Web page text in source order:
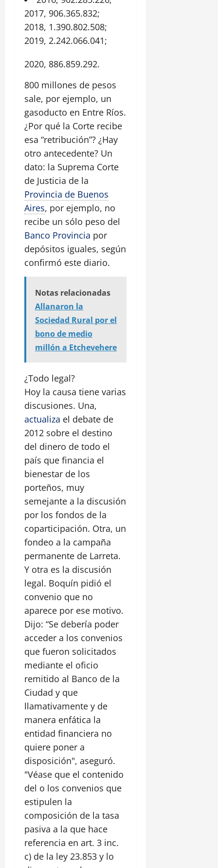
2017, 906.365.832;
2018, 1.390.802.508;
2019, 2.242.066.041;
2020, 886.859.292.
800 millones de pesos
sale, por ejemplo, un
gasoducto en Entre Ríos.
¿Por qué la Corte recibe
esa “retribución”? ¿Hay
otro antecedente? Un
dato: la Suprema Corte
de Justicia de la
Provincia de Buenos
Aires, por ejemplo, no
recibe un sólo peso del
Banco Provincia por
depósitos iguales, según
confirmó este diario.
Notas relacionadas
Allanaron la
Sociedad Rural por el
bono de medio
millón a Etchevehere
¿Todo legal?
Hoy la causa tiene varias
discusiones. Una,
actualiza el debate de
2012 sobre el destino
del dinero de todo el
país que financia el
bienestar de los
porteños, muy
semejante a la discusión
por los fondos de la
coparticipación. Otra, un
fondeo a la campaña
permanente de Larreta.
Y otra es la discusión
legal. Boquín pidió el
convenio que no
aparece por ese motivo.
Dijo: “Se debería poder
acceder a los convenios
que fueron solicitados
mediante el oficio
remitido al Banco de la
Ciudad y que
llamativamente y de
manera enfática la
entidad financiera no
quiere poner a
disposición", aseguró.
"Véase que el contenido
del o los convenios que
estipulen la
composición de la tasa
pasiva a la que hace
referencia en art. 3 inc.
c) de la ley 23.853 y lo